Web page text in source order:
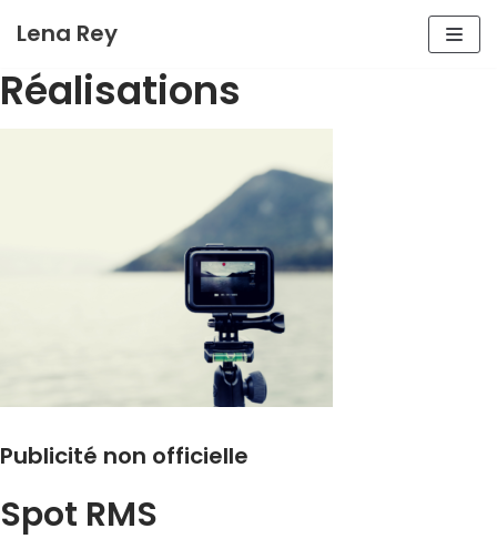
Aller
contenu
Lena Rey
Réalisations
Publicité non officielle
Spot RMS